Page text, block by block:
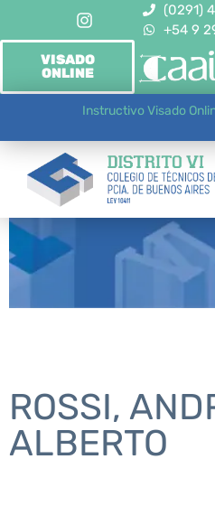
(0291)
+54 9
VISADO
ONLINE
Instructivo Visado
ROSSI,
ALBERTO